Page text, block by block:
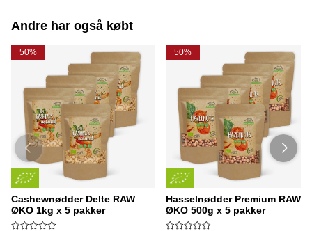
Andre har også købt
50%
Cashewnødder Delte RAW
ØKO 1kg x 5 pakker
50%
Hasselnødder Premium RAW
ØKO 500g x 5 pakker